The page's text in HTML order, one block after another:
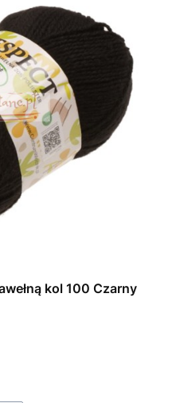
kol 100 Czarny